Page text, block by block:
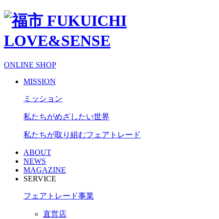
ONLINE SHOP
MISSION
ミッション
私たちがめざしたい世界
私たちが取り組むフェアトレード
ABOUT
NEWS
MAGAZINE
SERVICE
フェアトレード事業
直営店